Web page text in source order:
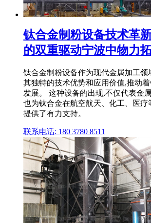
钛合金制粉设备技术革
的双重驱动宁波中物力
钛合金制粉设备作为现代金属加工领
其独特的技术优势和应用价值,推动
发展。 这种设备的出现,不仅代表金
也为钛合金在航空航天、化工、医疗
提供了有力支持。
联系电话: 180 3780 8511